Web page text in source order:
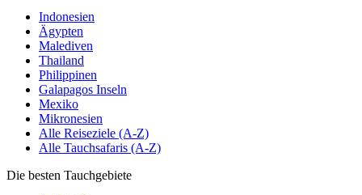
Indonesien
Ägypten
Malediven
Thailand
Philippinen
Galapagos Inseln
Mexiko
Mikronesien
Alle Reiseziele (A-Z)
Alle Tauchsafaris (A-Z)
Die besten Tauchgebiete